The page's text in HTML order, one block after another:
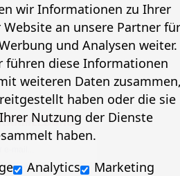
wir Informationen zu Ihrer
an unsere Partner für
und Analysen weiter.
führen diese Informationen
weiteren Daten
haben oder die sie
Nutzung der Dienste
haben.
Analytics
Marketing